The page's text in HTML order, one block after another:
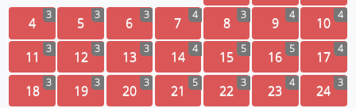
4 3 5 3 6 3 7 4 8 3 9 4 10 4
11 3 12 3 13 3 14 4 15 5 16 5 17 4
18 3 19 3 20 3 21 5 22 3 23 4 24 3